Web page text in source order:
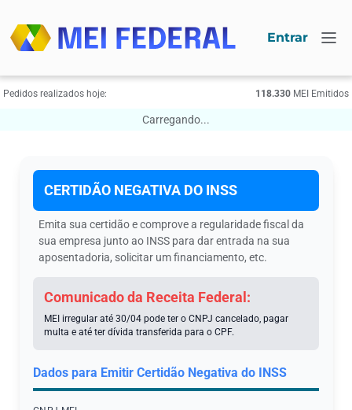
Entrar
Pedidos realizados hoje: 118.330МЕI Emitidos
Carregando...
CERTIDÃO NEGATIVA DO INSS
Emita sua certidão e comprove a regularidade fiscal da
sua empresa junto ao INSS para dar entrada na sua
aposentadoria, solicitar um financiamento, etc.
Comunicado da Receita Federal:
MEI irregular até 30/04 pode ter o CNPJ cancelado, pagar
multa e até ter dívida transferida para o CPF.
Dados para Emitir Certidão Negativa do INSS